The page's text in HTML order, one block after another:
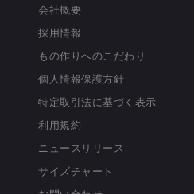
会社概要
採用情報
もの作りへのこだわり
個人情報保護方針
特定取引法に基づく表示
利用規約
ニュースリリース
サイズチャート